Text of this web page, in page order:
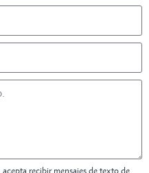
recibir mensajes de texto de